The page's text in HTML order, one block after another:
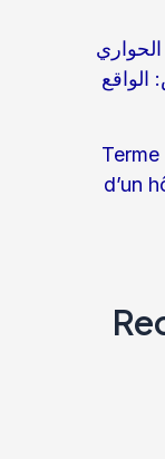
الحواري
d’un